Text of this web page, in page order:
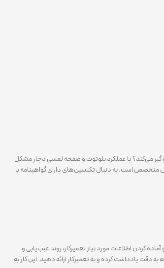
گیر می‌کند؟ یا عملکرد بلوتوث و صفحه لمسی دچار مشکل
متخصص است. به دنبال تکنسین‌های دارای گواهینامه با
کردن اطلاعات مورد نیاز تعمیرکار، روند عیب‌یابی و
دقت یادداشت کرده و به تعمیرکار ارائه دهید. این کار به